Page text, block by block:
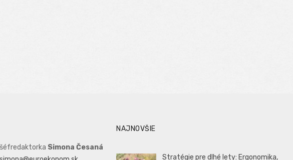
šéfredaktorka Simona Česaná
NAJNOVŠIE
Stratégie pre dlhé lety: Ergonomika,